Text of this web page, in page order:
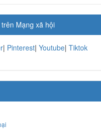
Mạng xã hội
| Pinterest| Youtube| Tiktok